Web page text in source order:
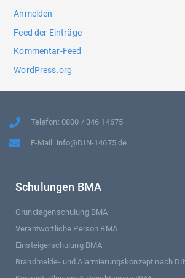
Anmelden
Feed der Einträge
Kommentar-Feed
WordPress.org
Telefon: 0800 / 346 14675
E-Mail: info@DIN-14675.de
Schulungen BMA
Grundlagenschulung BMA
Verantwortliche Person BMA
Einsteigerschulung BMA
Brandmelde- und Alarmierungskonzept nach